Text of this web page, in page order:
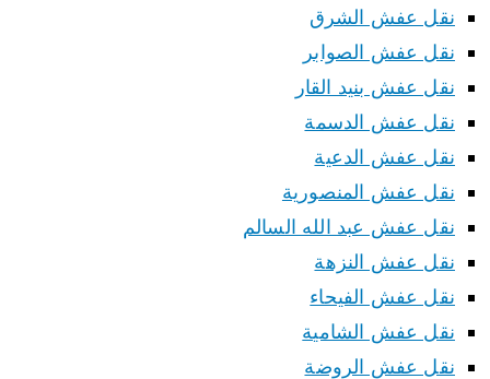
نقل عفش الشرق
نقل عفش الصوابر
نقل عفش بنيد القار
نقل عفش الدسمة
نقل عفش الدعية
نقل عفش المنصورية
نقل عفش عبد الله السالم
نقل عفش النزهة
نقل عفش الفيحاء
نقل عفش الشامية
نقل عفش الروضة